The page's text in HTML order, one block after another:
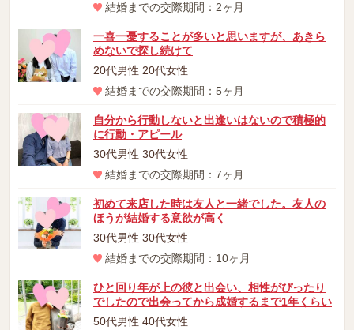
結婚までの交際期間：2ヶ月
一喜一憂することが多いと思いますが、あきら
めないで探し続けて
20代男性 20代女性
結婚までの交際期間：5ヶ月
自分から行動しないと出逢いはないので積極的
に行動・アピール
30代男性 30代女性
結婚までの交際期間：7ヶ月
初めて来店した時は友人と一緒でした。友人の
ほうが結婚する意欲が高く
30代男性 30代女性
結婚までの交際期間：10ヶ月
ひと回り年が上の彼と出会い、相性がぴったり
でしたので出会ってから成婚するまで1年くらい
50代男性 40代女性